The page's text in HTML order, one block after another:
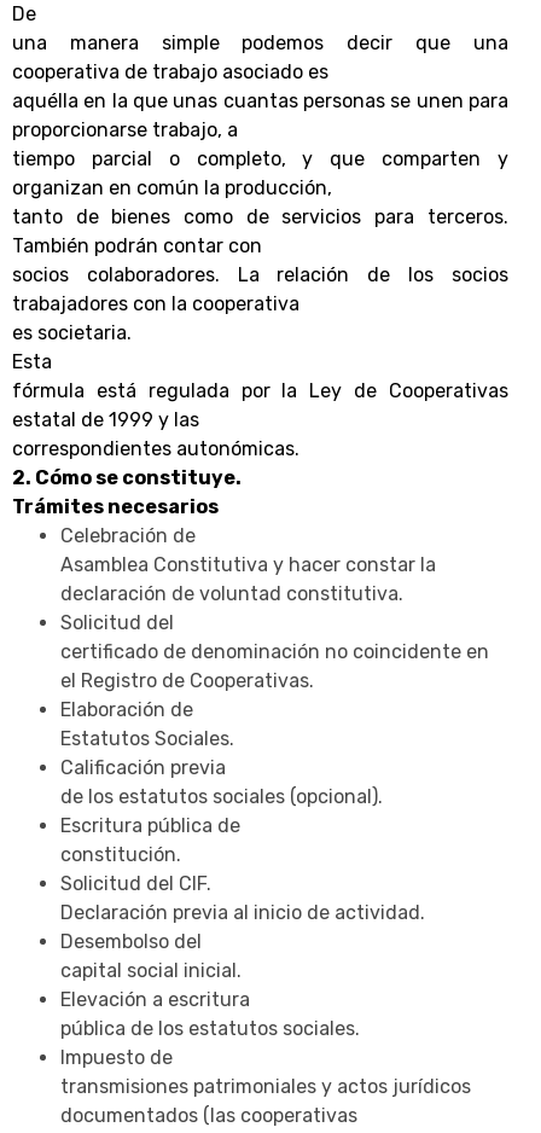
De
una manera simple podemos decir que una
cooperativa de trabajo asociado es
aquélla en la que unas cuantas personas se unen para
proporcionarse trabajo, a
tiempo parcial o completo, y que comparten y
organizan en común la producción,
tanto de bienes como de servicios para terceros.
También podrán contar con
socios colaboradores. La relación de los socios
trabajadores con la cooperativa
es societaria.
Esta
fórmula está regulada por la Ley de Cooperativas
estatal de 1999 y las
correspondientes autonómicas.
2. Cómo se constituye.
Trámites necesarios
Celebración de
Asamblea Constitutiva y hacer constar la
declaración de voluntad constitutiva.
Solicitud del
certificado de denominación no coincidente en
el Registro de Cooperativas.
Elaboración de
Estatutos Sociales.
Calificación previa
de los estatutos sociales (opcional).
Escritura pública de
constitución.
Solicitud del CIF.
Declaración previa al inicio de actividad.
Desembolso del
capital social inicial.
Elevación a escritura
pública de los estatutos sociales.
Impuesto de
transmisiones patrimoniales y actos jurídicos
documentados (las cooperativas